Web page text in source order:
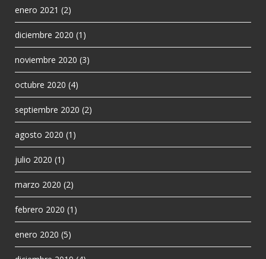
enero 2021 (2)
diciembre 2020 (1)
noviembre 2020 (3)
octubre 2020 (4)
septiembre 2020 (2)
agosto 2020 (1)
julio 2020 (1)
marzo 2020 (2)
febrero 2020 (1)
enero 2020 (5)